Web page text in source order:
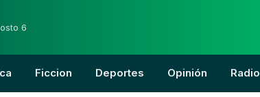
6
Ficcion Deportes Opinión Radio